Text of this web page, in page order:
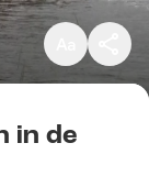
Kopieer link
in de